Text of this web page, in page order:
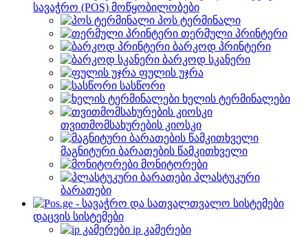
სავაჭრო (POS) მოწყობილობები
პოს ტერმინალი
თერმული პრინტერი
ბარკოდ პრინტერი
ბარკოდ სკანერი
ფულის უჯრა
სასწორი
ხელის ტერმინალები
თვითმომსახურების კიოსკი
მაგნიტური ბარათების წამკითხველი
მონიტორები
პლასტუკური
ბარათები
დაცვის სისტემები
ip კამერები